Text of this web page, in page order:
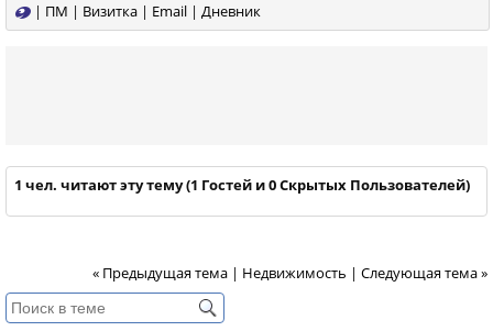
| ПМ | Визитка | Email | Дневник
1 чел. читают эту тему (1 Гостей и 0 Скрытых Пользователей)
« Предыдущая тема | Недвижимость | Следующая тема »